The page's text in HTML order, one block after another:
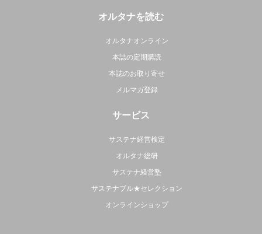
オルタナを読む
オルタナオンライン
本誌の定期購読
本誌のお取り寄せ
メルマガ登録
サービス
サステナ経営検定
オルタナ総研
サステナ経営塾
サステナブル★セレクション
オンラインショップ